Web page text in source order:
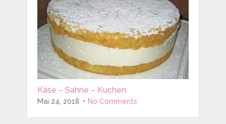
Käse – Sahne – Kuchen
Mai 24, 2018 No Comments